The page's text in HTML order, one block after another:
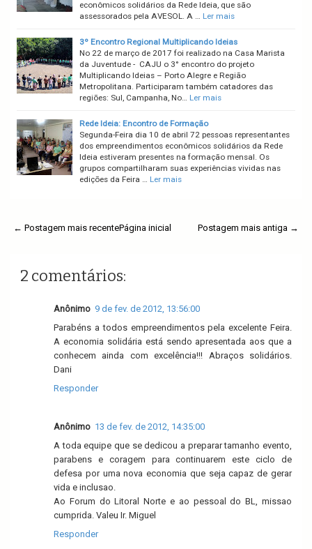
econômicos solidários da Rede Ideia, que são
assessorados pela AVESOL. A …
Ler mais
3º Encontro Regional Multiplicando Ideias
No 22 de março de 2017 foi realizado na Casa Marista
da Juventude - CAJU o 3° encontro do projeto
Multiplicando Ideias – Porto Alegre e Região
Metropolitana. Participaram também catadores das
regiões: Sul, Campanha, No…
Ler mais
Rede Ideia: Encontro de Formação
Segunda-Feira dia 10 de abril 72 pessoas representantes
dos empreendimentos econômicos solidários da Rede
Ideia estiveram presentes na formação mensal. Os
grupos compartilharam suas experiências vividas nas
edições da Feira …
Ler mais
← Postagem mais recente Postagem mais antiga →
Página inicial
2 comentários:
Anônimo 9 de fev. de 2012, 13:56:00
Parabéns a todos empreendimentos pela excelente Feira.
A economia solidária está sendo apresentada aos que a
conhecem ainda com excelência!!! Abraços solidários.
Dani
Responder
Anônimo 13 de fev. de 2012, 14:35:00
A toda equipe que se dedicou a preparar tamanho evento,
parabens e coragem para continuarem este ciclo de
defesa por uma nova economia que seja capaz de gerar
vida e inclusao.
Ao Forum do Litoral Norte e ao pessoal do BL, missao
cumprida. Valeu Ir. Miguel
Responder